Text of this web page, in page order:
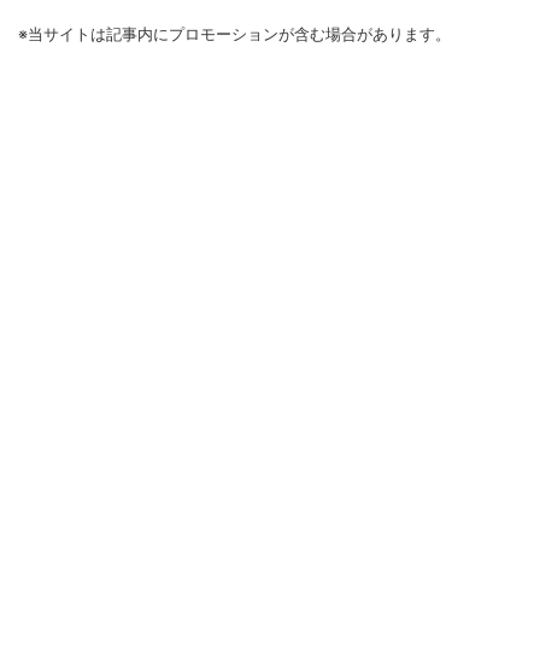
※当サイトは記事内にプロモーションが含む場合があります。